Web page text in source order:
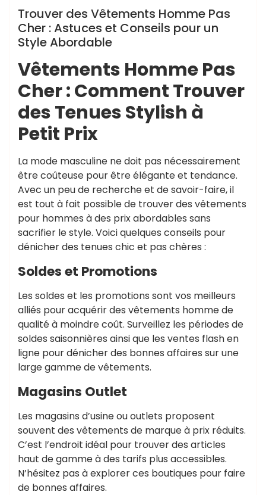
Trouver des Vêtements Homme Pas
Cher : Astuces et Conseils pour un
Style Abordable
Vêtements Homme Pas
Cher : Comment Trouver
des Tenues Stylish à
Petit Prix
La mode masculine ne doit pas nécessairement
être coûteuse pour être élégante et tendance.
Avec un peu de recherche et de savoir-faire, il
est tout à fait possible de trouver des vêtements
pour hommes à des prix abordables sans
sacrifier le style. Voici quelques conseils pour
dénicher des tenues chic et pas chères :
Soldes et Promotions
Les soldes et les promotions sont vos meilleurs
alliés pour acquérir des vêtements homme de
qualité à moindre coût. Surveillez les périodes de
soldes saisonnières ainsi que les ventes flash en
ligne pour dénicher des bonnes affaires sur une
large gamme de vêtements.
Magasins Outlet
Les magasins d’usine ou outlets proposent
souvent des vêtements de marque à prix réduits.
C’est l’endroit idéal pour trouver des articles
haut de gamme à des tarifs plus accessibles.
N’hésitez pas à explorer ces boutiques pour faire
de bonnes affaires.